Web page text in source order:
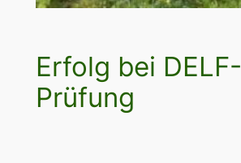
Erfolg bei DELF-
Prüfung